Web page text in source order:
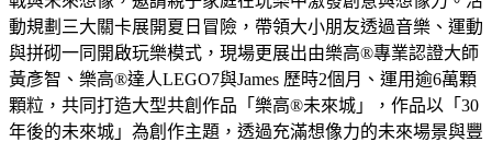
動規劃三大關卡展開夏日冒險，帶領大小朋友透過音樂、運動
與拼砌一同開啟玩樂模式，現場更展出由樂高®專業認證大師
黃彥智、樂高®達人LEGO7與James 歷時2個月、運用逾6萬顆
顆粒，共同打造大型共創作品「樂高®未來城」，作品以「30
年後的未來城」為創作主題，透過充滿想像力的未來場景與豐